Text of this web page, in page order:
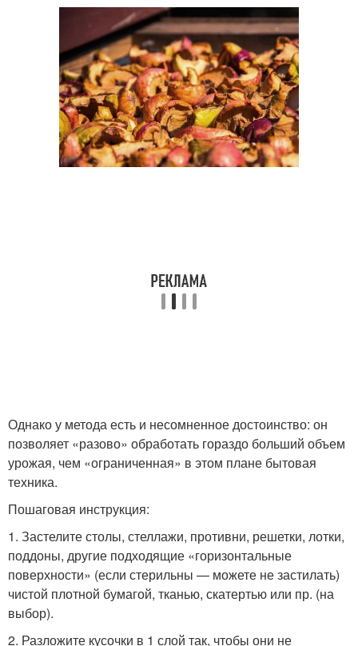
Однако у метода есть и несомненное достоинство: он
позволяет «разово» обработать гораздо больший объем
урожая, чем «ограниченная» в этом плане бытовая
техника.
Пошаговая инструкция:
1. Застелите столы, стеллажи, противни, решетки, лотки,
поддоны, другие подходящие «горизонтальные
поверхности» (если стерильны — можете не застилать)
чистой плотной бумагой, тканью, скатертью или пр. (на
выбор).
2. Разложите кусочки в 1 слой так, чтобы они не